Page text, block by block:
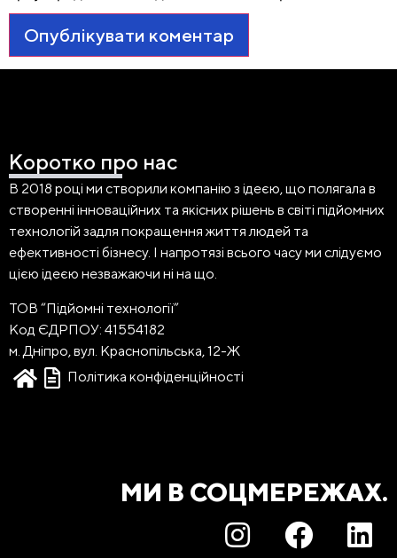
Коротко про нас
В 2018 році ми створили компанію з ідеєю, що полягала в
створенні інноваційних та якісних рішень в світі підйомних
технологій задля покращення життя людей та
ефективності бізнесу. І напротязі всього часу ми слідуємо
цією ідеєю незважаючи ні на що.
ТОВ “Підйомні технології”
Код ЄДРПОУ: 41554182
м. Дніпро, вул. Краснопільська, 12-Ж
Політика конфіденційності
МИ В СОЦМЕРЕЖАХ.